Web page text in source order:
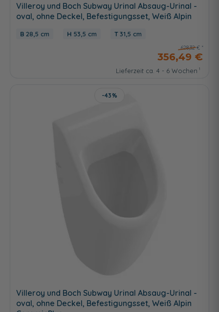
Villeroy und Boch Subway Urinal Absaug-Urinal -
oval, ohne Deckel, Befestigungsset, Weiß Alpin
28,5 cm 53,5 cm 31,5 cm
628,32 €
356,49 €
Lieferzeit ca. 4 - 6 Wochen
-43%
Villeroy und Boch Subway Urinal Absaug-Urinal -
oval, ohne Deckel, Befestigungsset, Weiß Alpin